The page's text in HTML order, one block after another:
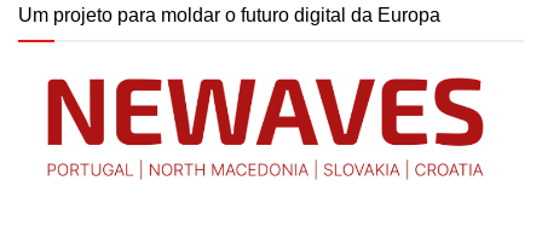
Um projeto para moldar o futuro digital da Europa